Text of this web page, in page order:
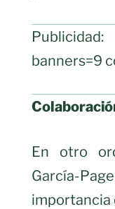
Publicidad:
banners=9
En otro
García-
importancia